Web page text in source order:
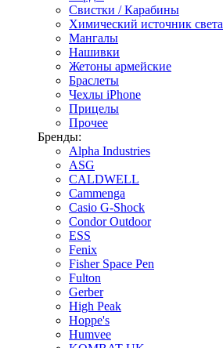
Свистки / Карабины
Химический источник света
Мангалы
Нашивки
Жетоны армейские
Браслеты
Чехлы iPhone
Прицелы
Прочее
Бренды:
Alpha Industries
ASG
CALDWELL
Cammenga
Casio G-Shock
Condor Outdoor
ESS
Fenix
Fisher Space Pen
Fulton
Gerber
High Peak
Hoppe's
Humvee